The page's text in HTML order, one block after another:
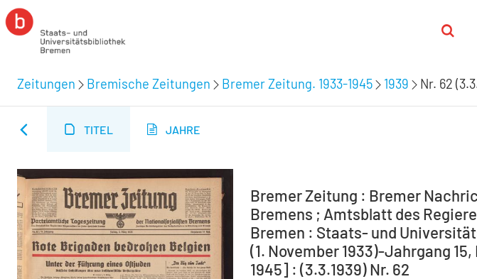
Zeitungen Bremische Zeitungen Bremer Zeitung. 1933-1945 1939 Nr. 62
TITEL JAHRE
Bremer Zeitung : Bremer
Bremens ; Amtsblatt des
Bremen : Staats- und
(1. November 1933)-Jahrgang
1945] : (3.3.1939) Nr. 62